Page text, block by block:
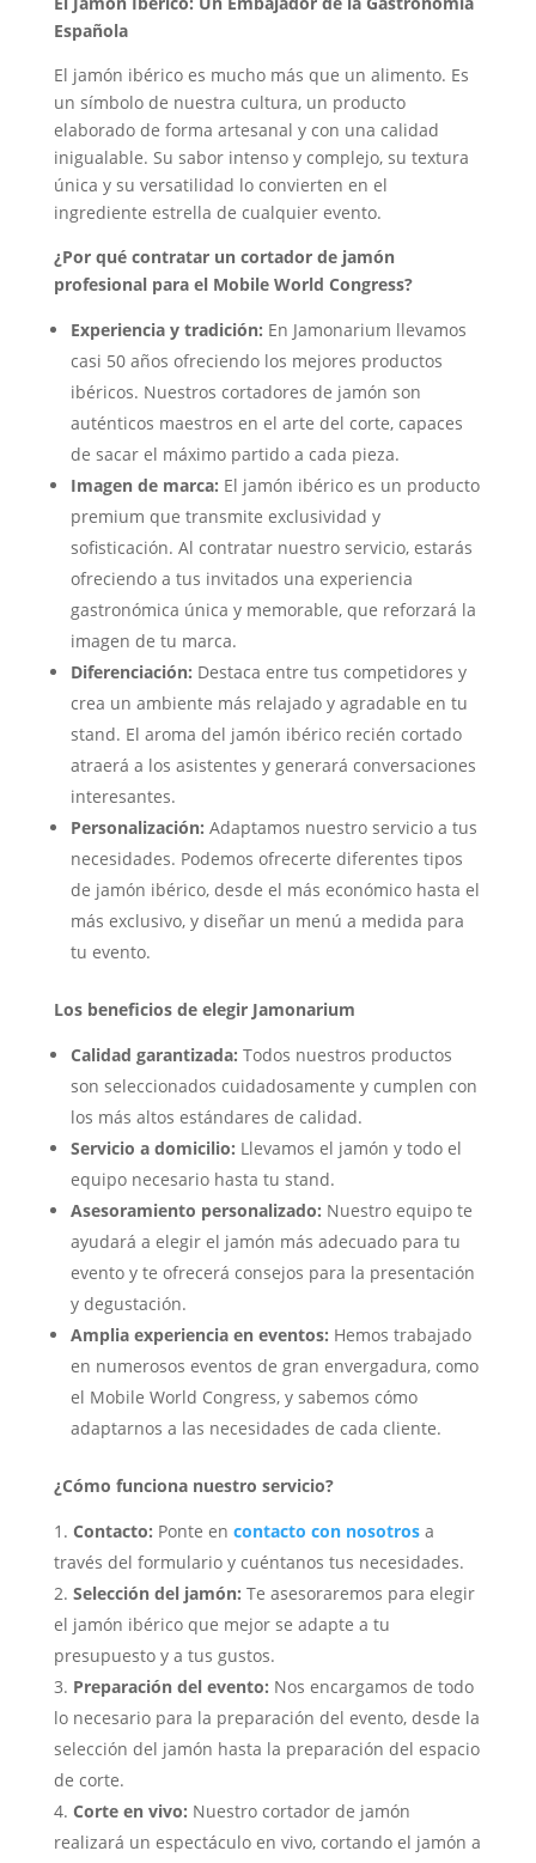
Española
El jamón ibérico es mucho más que un alimento. Es
un símbolo de nuestra cultura, un producto
elaborado de forma artesanal y con una calidad
inigualable. Su sabor intenso y complejo, su textura
única y su versatilidad lo convierten en el
ingrediente estrella de cualquier evento.
¿Por qué contratar un cortador de jamón
profesional para el Mobile World Congress?
Experiencia y tradición: En Jamonarium llevamos
casi 50 años ofreciendo los mejores productos
ibéricos. Nuestros cortadores de jamón son
auténticos maestros en el arte del corte, capaces
de sacar el máximo partido a cada pieza.
Imagen de marca: El jamón ibérico es un producto
premium que transmite exclusividad y
sofisticación. Al contratar nuestro servicio, estarás
ofreciendo a tus invitados una experiencia
gastronómica única y memorable, que reforzará la
imagen de tu marca.
Diferenciación: Destaca entre tus competidores y
crea un ambiente más relajado y agradable en tu
stand. El aroma del jamón ibérico recién cortado
atraerá a los asistentes y generará conversaciones
interesantes.
Personalización: Adaptamos nuestro servicio a tus
necesidades. Podemos ofrecerte diferentes tipos
de jamón ibérico, desde el más económico hasta el
más exclusivo, y diseñar un menú a medida para
tu evento.
Los beneficios de elegir Jamonarium
Calidad garantizada: Todos nuestros productos
son seleccionados cuidadosamente y cumplen con
los más altos estándares de calidad.
Servicio a domicilio: Llevamos el jamón y todo el
equipo necesario hasta tu stand.
Asesoramiento personalizado: Nuestro equipo te
ayudará a elegir el jamón más adecuado para tu
evento y te ofrecerá consejos para la presentación
y degustación.
Amplia experiencia en eventos: Hemos trabajado
en numerosos eventos de gran envergadura, como
el Mobile World Congress, y sabemos cómo
adaptarnos a las necesidades de cada cliente.
¿Cómo funciona nuestro servicio?
Contacto: Ponte en contacto con nosotrosa
través del formulario y cuéntanos tus necesidades.
Selección del jamón: Te asesoraremos para elegir
el jamón ibérico que mejor se adapte a tu
presupuesto y a tus gustos.
Preparación del evento: Nos encargamos de todo
lo necesario para la preparación del evento, desde la
selección del jamón hasta la preparación del espacio
de corte.
Corte en vivo: Nuestro cortador de jamón
realizará un espectáculo en vivo, cortando el jamón a